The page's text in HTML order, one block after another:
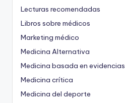
Lecturas recomendadas
Libros sobre médicos
Marketing médico
Medicina Alternativa
Medicina basada en evidencias
Medicina crítica
Medicina del deporte